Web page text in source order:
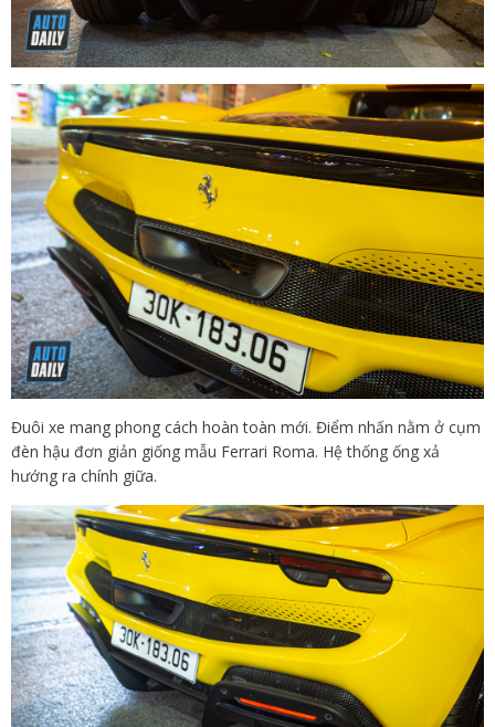
Đuôi xe mang phong cách hoàn toàn mới. Điểm nhấn nằm ở cụm
đèn hậu đơn giản giống mẫu Ferrari Roma. Hệ thống ống xả
hướng ra chính giữa.